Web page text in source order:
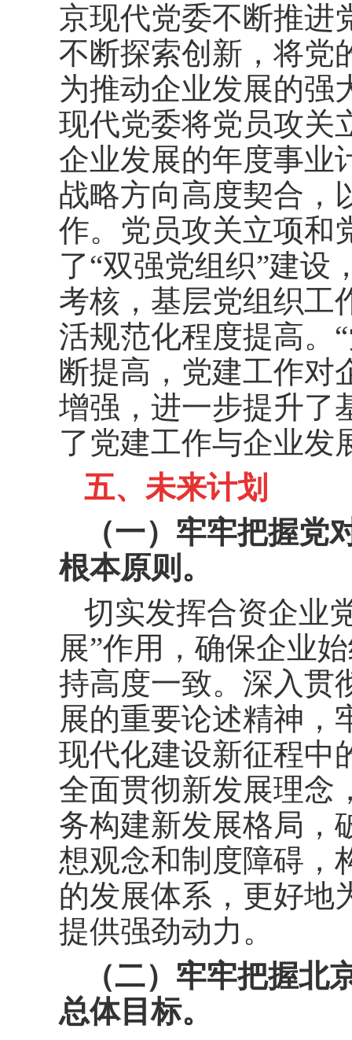
京现代党委不断推进
不断探索创新，将党
为推动企业发展的强
现代党委将党员攻关
企业发展的年度事业
战略方向高度契合，
作。党员攻关立项和
了“双强党组织”建设
考核，基层党组织工
活规范化程度提高。
断提高，党建工作对
增强，进一步提升了
了党建工作与企业发
五、未来计划
（一）牢牢把握党
根本原则。
切实发挥合资企业
展”作用，确保企业
持高度一致。深入贯
展的重要论述精神，
现代化建设新征程中
全面贯彻新发展理念
务构建新发展格局，
想观念和制度障碍，
的发展体系，更好地
提供强劲动力。
（二）牢牢把握北
总体目标。